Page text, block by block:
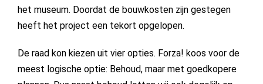
het museum. Doordat de bouwkosten zijn gestegen
heeft het project een tekort opgelopen.
De raad kon kiezen uit vier opties. Forza! koos voor de
meest logische optie: Behoud, maar met goedkopere